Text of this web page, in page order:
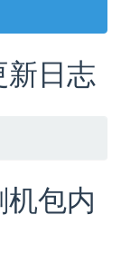
日志
包内